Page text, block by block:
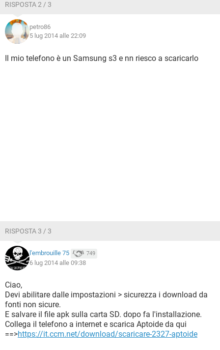
RISPOSTA 2 / 3
petro86
5 lug 2014 alle 22:09
Il mio telefono è un Samsung s3 e nn riesco a scaricarlo
RISPOSTA 3 / 3
l'embrouille 75 749
6 lug 2014 alle 09:38
Ciao,
Devi abilitare dalle impostazioni > sicurezza i download da
fonti non sicure.
E salvare il file apk sulla carta SD. dopo fa l'installazione.
Collega il telefono a internet e scarica Aptoide da qui
==>https://it.ccm.net/download/scaricare-2327-aptoide